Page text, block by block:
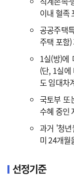
이내 혈족
공공주택
주택 포함)
1실(방)에
(단, 1실
도 임대차
국토부 또
수혜 중인
과거 '청
미 24개월
선정기준